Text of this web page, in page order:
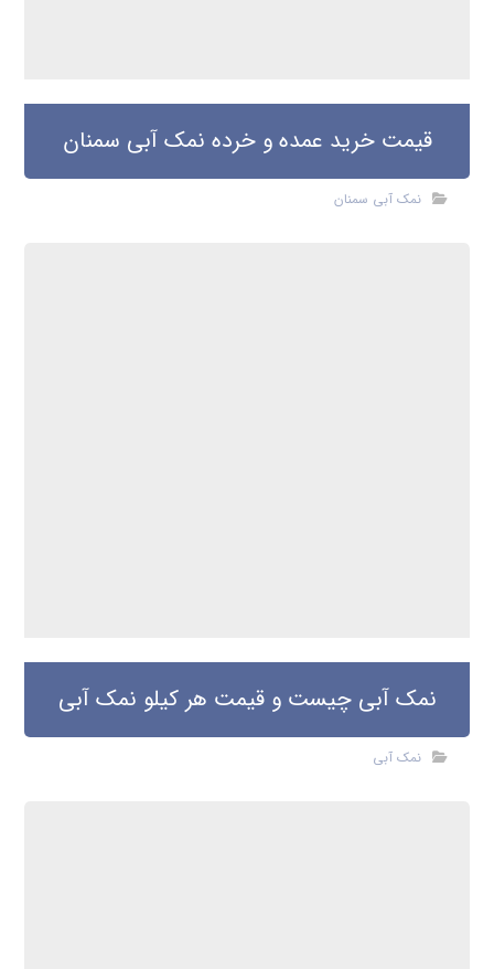
قیمت خرید عمده و خرده نمک آبی سمنان
نمک آبی سمنان
نمک آبی چیست و قیمت هر کیلو نمک آبی
نمک آبی